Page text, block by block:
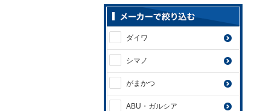
ダイワ
シマノ
がまかつ
ABU・ガルシア